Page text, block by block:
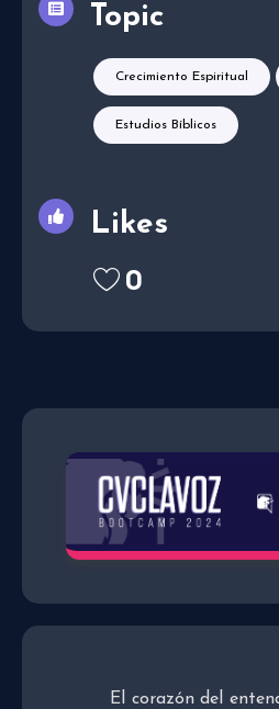
El corazón del
Topic
Crecimiento Espiritual
Estudios Bíblicos
Likes
0